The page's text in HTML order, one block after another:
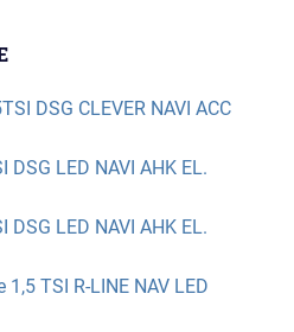
DSG CLEVER NAVI ACC
LED NAVI AHK EL.
LED NAVI AHK EL.
TSI R-LINE NAV LED